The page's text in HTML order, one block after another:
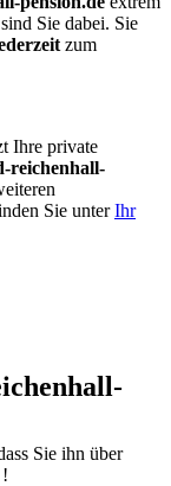
Sie dabei. Sie
zum
Ihre private
reichenhall-
Sie unterIhr
Sie ihn über
!